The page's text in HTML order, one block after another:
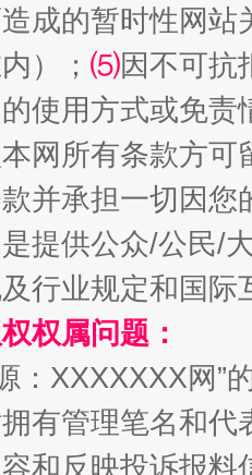
、白藏房 除
成的暂时性网
）； ⑸因不可抗
使用方式或免责
网所有条款方
并承担一切因
提供公众/公民/
行业规定和国
权属问题：
：XXXXXXX网”
有管理笔名和
和反映投诉报